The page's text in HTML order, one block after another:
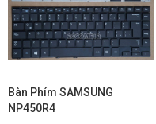
Bàn Phím SAMSUNG
NP450R4